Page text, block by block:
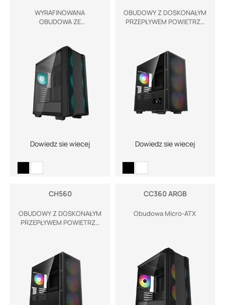
WYRAFINOWANA
OBUDOWA ZE
Dowiedz sie wiecej
OBUDOWY Z DOSKONAŁYM
PRZEPŁYWEM POWIETRZA
Dowiedz sie wiecej
CH560
OBUDOWY Z DOSKONAŁYM
PRZEPŁYWEM POWIETRZA
CC360 ARGB
Obudowa Micro-ATX